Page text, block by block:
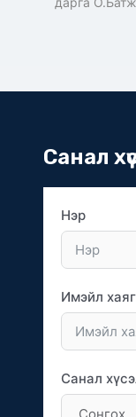
Санал
Нэр
Имэйл хаяг
Санал